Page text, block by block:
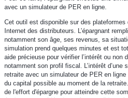
avec un simulateur de PER en ligne.
Cet outil est disponible sur des
Internet des distributeurs. L’épargnant
notamment son âge, ses revenus, sa
simulation prend quelques minutes et est
aide précieuse pour vérifier l’intérêt ou non
notamment son profil fiscal. L’intérêt d’une
retraite avec un simulateur de PER en
du capital possible au moment de la
de l'effort d'épargne pour atteindre cette